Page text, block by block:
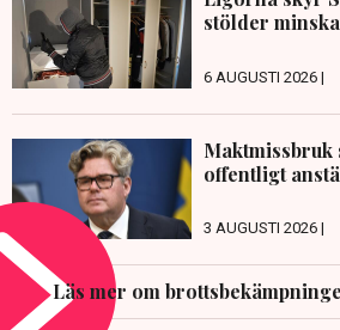
stölder
6 AUGUSTI 2026 |
offentligt
3 AUGUSTI 2026 |
Läs mer om